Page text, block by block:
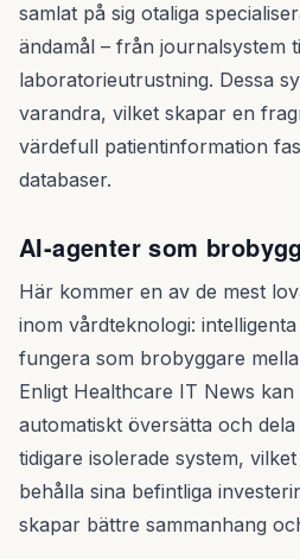
samlat på sig otaliga
ändamål – från journalsystem
laboratorieutrustning. Dessa
varandra, vilket skapar en
värdefull patientinformation
databaser.
AI-agenter som
Här kommer en av de mest
inom vårdteknologi:
fungera som brobyggare
Enligt Healthcare IT News kan
automatiskt översätta och
tidigare isolerade system,
behålla sina befintliga
skapar bättre sammanhang